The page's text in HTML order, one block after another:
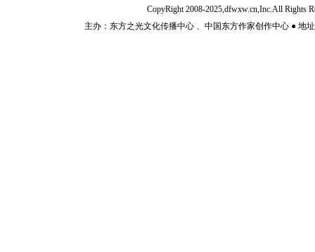
CopyRight 2008-2025,dfwxw.cn,Inc.All Rights
主办：东方之光文化传播中心 、中国东方作家创作中心 ● 地